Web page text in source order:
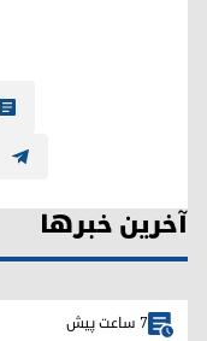
آخرین خبرها
7 ساعت پیش